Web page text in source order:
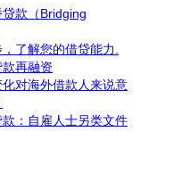
款（Bridging
了解您的借贷能力.
再融资
对海外借款人来说意
：自雇人士另类文件